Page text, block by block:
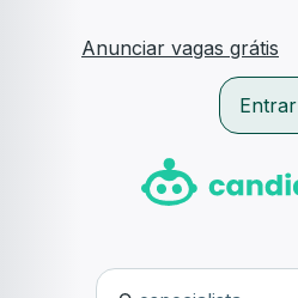
Anunciar vagas grátis
Entrar